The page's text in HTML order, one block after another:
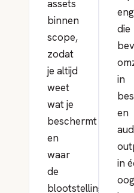
assets
binnen
scope,
zodat
je altijd
weet
wat je
beschermt
en
waar
de
blootstelling
die
in
en
in